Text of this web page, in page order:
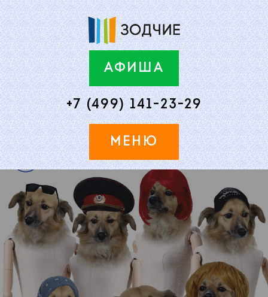
АФИША
+7 (499) 141-23-29
МЕНЮ